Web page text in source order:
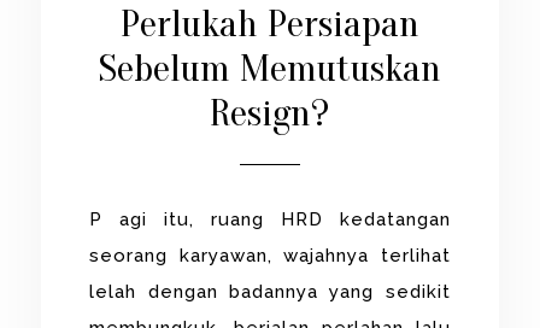
Perlukah Persiapan
Sebelum Memutuskan
Resign?
P agi itu, ruang HRD kedatangan
seorang karyawan, wajahnya terlihat
lelah dengan badannya yang sedikit